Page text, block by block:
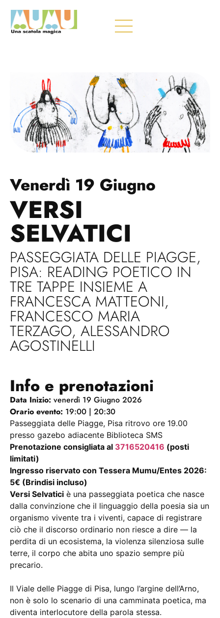
Venerdì 19 Giugno
VERSI
SELVATICI
PASSEGGIATA DELLE PIAGGE,
PISA: READING POETICO IN
TRE TAPPE INSIEME A
FRANCESCA MATTEONI,
FRANCESCO MARIA
TERZAGO, ALESSANDRO
AGOSTINELLI
Info e prenotazioni
Data Inizio: venerdì 19 Giugno 2026
Orario evento: 19:00 | 20:30
Passeggiata delle Piagge, Pisa ritrovo ore 19.00
presso gazebo adiacente Biblioteca SMS
Prenotazione consigliata al 3716520416 (posti
limitati)
Ingresso riservato con Tessera Mumu/Entes 2026:
5€ (Brindisi incluso)
Versi Selvatici è una passeggiata poetica che nasce
dalla convinzione che il linguaggio della poesia sia un
organismo vivente tra i viventi, capace di registrare
ciò che il discorso ordinario non riesce a dire — la
perdita di un ecosistema, la violenza silenziosa sulle
terre, il corpo che abita uno spazio sempre più
precario.
Il Viale delle Piagge di Pisa, lungo l’argine dell’Arno,
non è solo lo scenario di una camminata poetica, ma
diventa interlocutore della parola stessa.